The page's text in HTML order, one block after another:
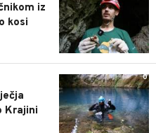
iz
kosi
0
Krajini